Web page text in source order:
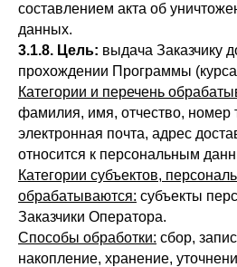
составлением акта об
данных.
3.1.8. Цель: выдача Заказчику
прохождении Программы
Категории и перечень
фамилия, имя, отчество, номер
электронная почта, адрес
относится к персональным
Категории субъектов,
обрабатываются: субъекты
Заказчики Оператора.
Способы обработки: сбор,
накопление, хранение,